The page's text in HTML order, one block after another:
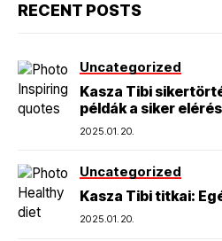
RECENT POSTS
Uncategorized
Kasza Tibi
példák a siker
2025.01.20.
Uncategorized
Kasza Tibi titkai:
2025.01.20.